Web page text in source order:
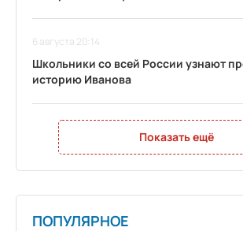
6 августа 20:14
Школьники со всей России узнают
историю Иванова
Показать ещё
ПОПУЛЯРНОЕ